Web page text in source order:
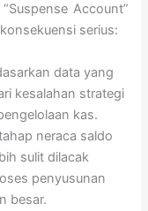
Account”
serius:
data yang
kesalahan strategi
kas.
neraca saldo
sulit dilacak
penyusunan
besar.